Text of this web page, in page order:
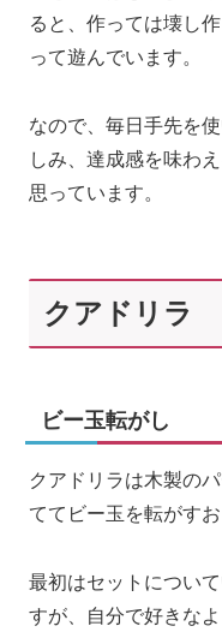
ると、作っては壊し
って遊んでいます。
なので、毎日手先を
しみ、達成感を味わ
思っています。
クアドリラ
ビー玉転がし
クアドリラは木製の
ててビー玉を転がすお
最初はセットについ
すが、自分で好きな